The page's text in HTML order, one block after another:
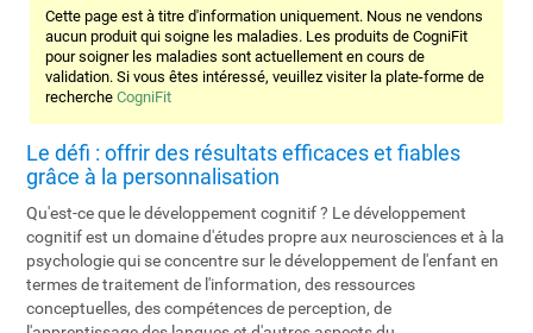
Cette page est à titre d'information uniquement. Nous ne vendons
aucun produit qui soigne les maladies. Les produits de CogniFit
pour soigner les maladies sont actuellement en cours de
validation. Si vous êtes intéressé, veuillez visiter la plate-forme de
rechercheCogniFit
Le défi : offrir des résultats efficaces et fiables
grâce à la personnalisation
Qu'est-ce que le développement cognitif ? Le développement
cognitif est un domaine d'études propre aux neurosciences et à la
psychologie qui se concentre sur le développement de l'enfant en
termes de traitement de l'information, des ressources
conceptuelles, des compétences de perception, de